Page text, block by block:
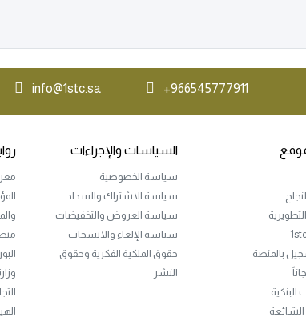
966545777911+
info@1stc.sa
بالمنصة
البنكية
الشائعة
السياسات والإجراءات
سياسة الخصوصية
سياسة الاشتراك والسداد
سياسة العروض والتخفيضات
سياسة الإلغاء والانسحاب
حقوق الملكية الفكرية وحقوق
النشر